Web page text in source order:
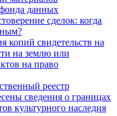
данных
сделок: когда
копий свидетельств на
на землю или
на право
реестр
сведения о границах
культурного наследия